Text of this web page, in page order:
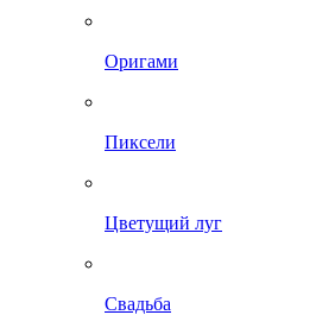
Оригами
Пиксели
Цветущий луг
Свадьба